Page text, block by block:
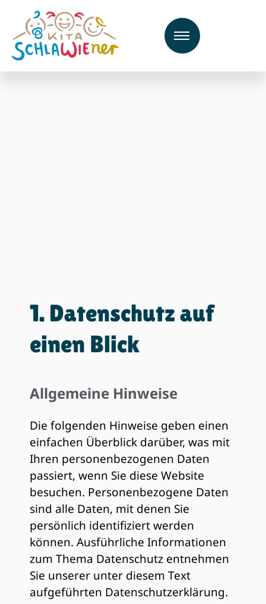
1. Datenschutz auf
einen Blick
Allgemeine Hinweise
Die folgenden Hinweise geben einen
einfachen Überblick darüber, was mit
Ihren personenbezogenen Daten
passiert, wenn Sie diese Website
besuchen. Personenbezogene Daten
sind alle Daten, mit denen Sie
persönlich identifiziert werden
können. Ausführliche Informationen
zum Thema Datenschutz entnehmen
Sie unserer unter diesem Text
aufgeführten Datenschutzerklärung.